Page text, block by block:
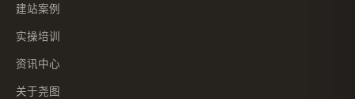
建站案例
实操培训
资讯中心
关于尧图